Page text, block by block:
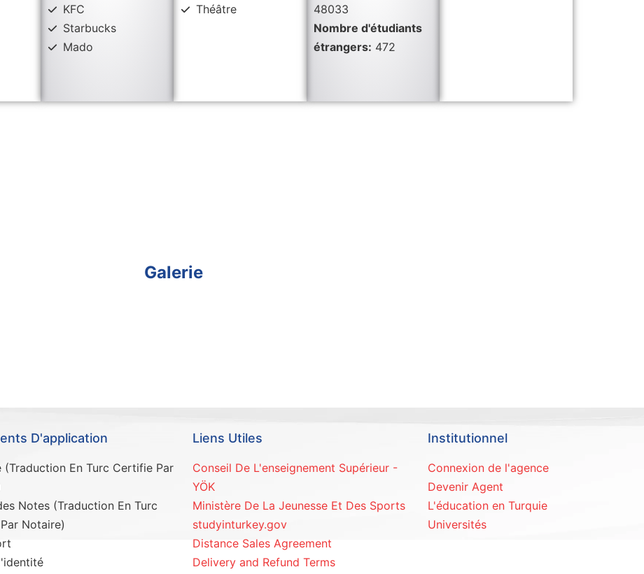
KFC
Starbucks
Mado
Théâtre
48033
Nombre d'étudiants
étrangers: 472
Galerie
D'application
(Traduction En Turc Certifie Par
Notes (Traduction En Turc
Notaire)
Liens Utiles
Conseil De L'enseignement Supérieur -
YÖK
Ministère De La Jeunesse Et Des Sports
studyinturkey.gov
Distance Sales Agreement
Delivery and Refund Terms
Institutionnel
Connexion de l'agence
Devenir Agent
L'éducation en Turquie
Universités